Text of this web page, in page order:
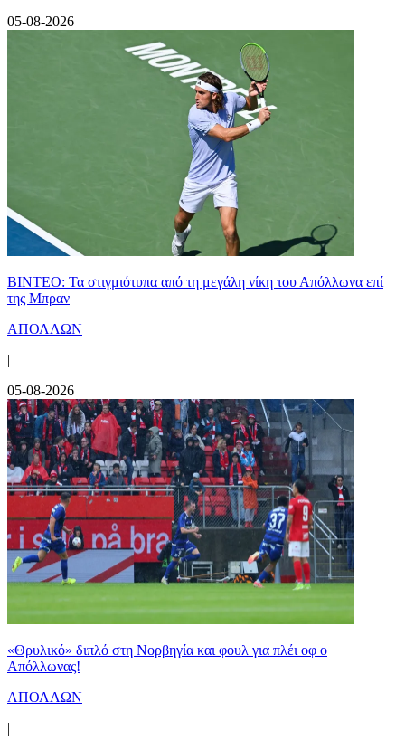
05-08-2026
ΒΙΝΤΕΟ: Τα στιγμιότυπα από τη μεγάλη νίκη του Απόλλωνα επί
της Μπραν
ΑΠΟΛΛΩΝ
|
05-08-2026
«Θρυλικό» διπλό στη Νορβηγία και φουλ για πλέι οφ ο
Απόλλωνας!
ΑΠΟΛΛΩΝ
|